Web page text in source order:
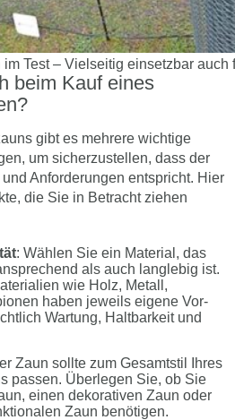
Test – Vielseitig einsetzbar auch
beim Kauf eines
gibt es mehrere wichtige
um sicherzustellen, dass der
Anforderungen entspricht. Hier
die Sie in Betracht ziehen
: Wählen Sie ein Material, das
als auch langlebig ist.
wie Holz, Metall,
haben jeweils eigene Vor-
Wartung, Haltbarkeit und
Zaun sollte zum Gesamtstil Ihres
passen. Überlegen Sie, ob Sie
einen dekorativen Zaun oder
Zaun benötigen.